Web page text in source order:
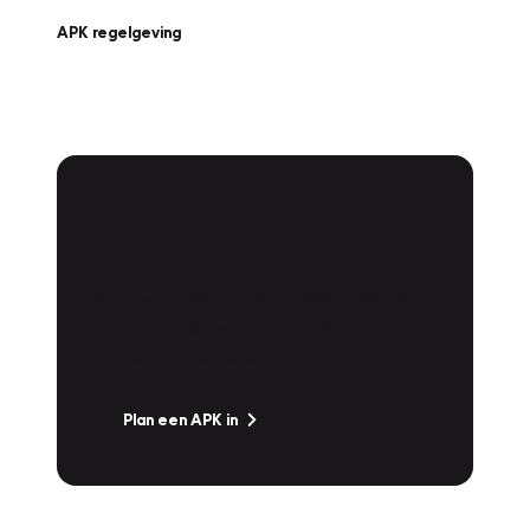
APK regelgeving
Plan een APK in